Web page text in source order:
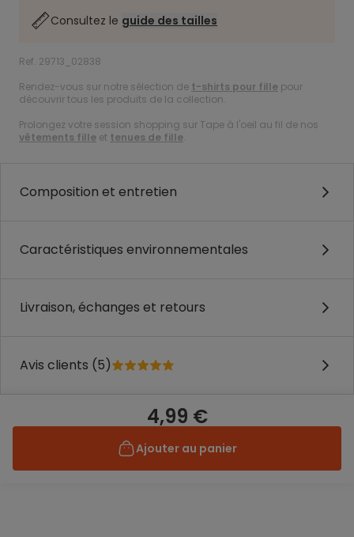
Consultez le guide des tailles
Ref. 29713_02838
Rendez-vous sur notre sélection de t-shirts pour fille pour
découvrir tous les produits de la collection.
Prolongez votre session shopping sur Tape à l'oeil au fil de nos
vêtements fille et tenues de fille.
Composition et entretien
Caractéristiques environnementales
Livraison, échanges et retours
Avis clients (5)
4,99 €
Ajouter au panier